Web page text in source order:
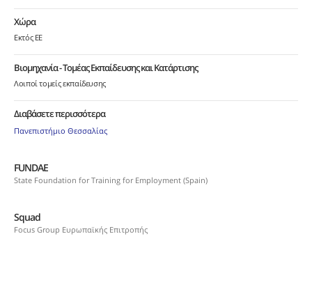
Χώρα
Εκτός ΕΕ
Βιομηχανία - Τομέας Εκπαίδευσης και Κατάρτισης
Λοιποί τομείς εκπαίδευσης
Διαβάσετε περισσότερα
Πανεπιστήμιο Θεσσαλίας
FUNDAE
State Foundation for Training for Employment (Spain)
Squad
Focus Group Ευρωπαϊκής Επιτροπής